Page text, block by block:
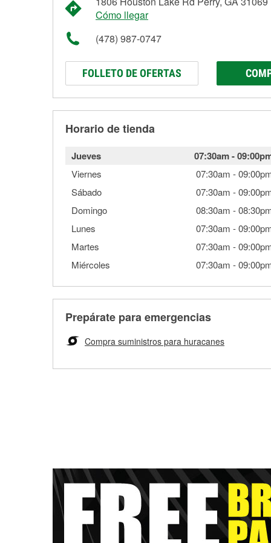
Cómo llegar
(478) 987-0747
FOLLETO DE OFERTAS
Horario de tienda
Jueves 07:30am-
Viernes 07:30am -
Sábado
07:30am -
Domingo
08:30am -
Lunes
07:30am -
Martes
07:30am -
Miércoles
07:30am -
Prepárate para emergencias
Compra suministros para huracanes